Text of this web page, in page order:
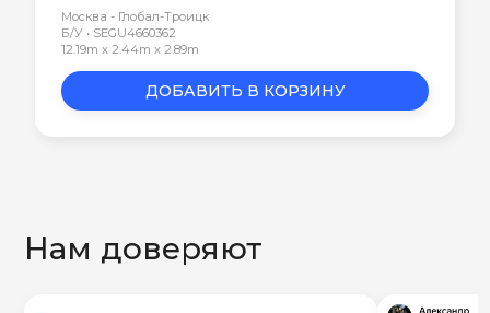
Москва - Глобал-Троицк
Б/У • SEGU4660362
12.19m x 2.44m x 2.89m
ДОБАВИТЬ В КОРЗИНУ
Нам доверяют